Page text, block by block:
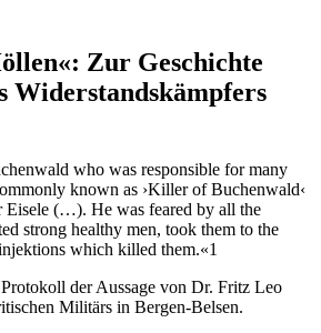
Zur Geschichte
Widerstandskämpfers
who was responsible for many
known as ›Killer of Buchenwald‹
Eisele (…). He was feared by all the
strong healthy men, took them to the
which killed them.«1
Protokoll der Aussage von Dr. Fritz Leo
Militärs in Bergen-Belsen.